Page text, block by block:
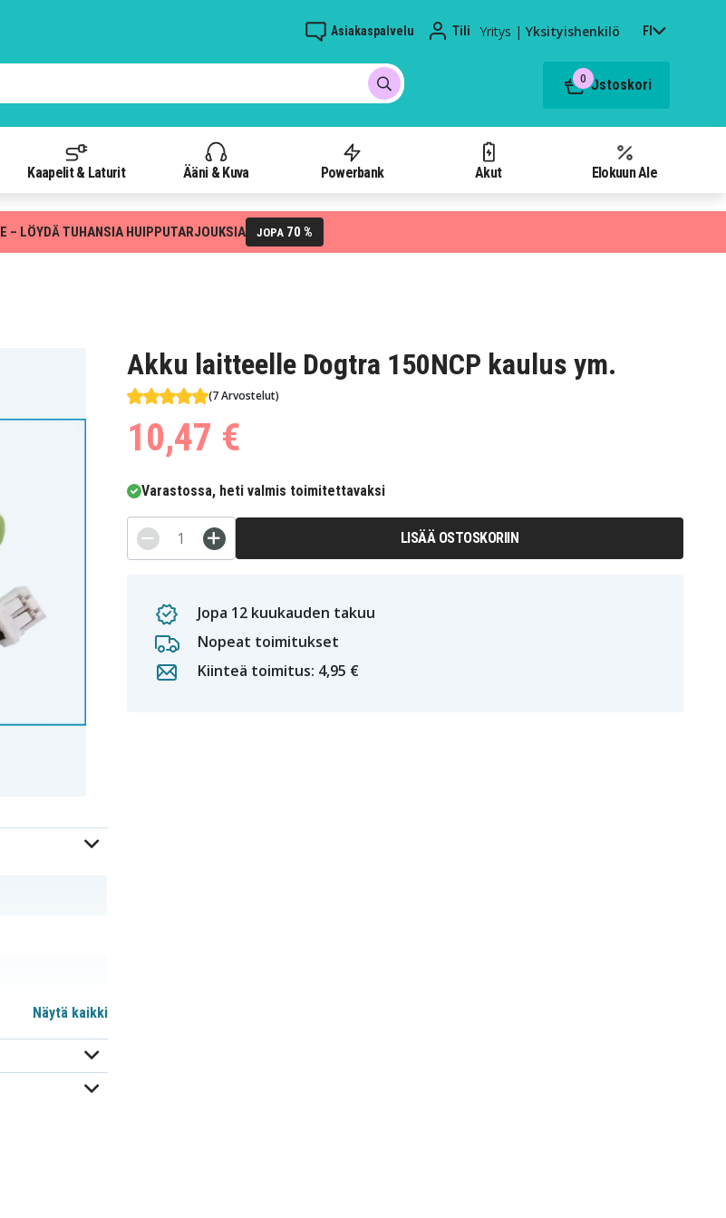
Asiakaspalvelu Tili Yritys | Yksityishenkilö FI
0 Ostoskori
Kaapelit & Laturit Ääni & Kuva Powerbank Akut Elokuun Ale
– LÖYDÄ TUHANSIA HUIPPUTARJOUKSIA JOPA 70 %
Akku laitteelle Dogtra 150NCP kaulus ym.
(7 Arvostelut)
10,47 €
Varastossa, heti valmis toimitettavaksi
LISÄÄ OSTOSKORIIN
Jopa 12 kuukauden takuu
Nopeat toimitukset
Kiinteä toimitus: 4,95 €
Näytä kaikki